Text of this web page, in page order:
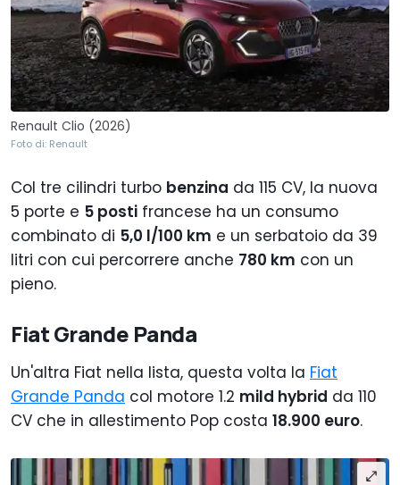
Renault Clio (2026)
Foto di: Renault
Col tre cilindri turbo benzina da 115 CV, la nuova
5 porte e 5 posti francese ha un consumo
combinato di 5,0 l/100 km e un serbatoio da 39
litri con cui percorrere anche 780 km con un
pieno.
Fiat Grande Panda
Un'altra Fiat nella lista, questa volta la Fiat
Grande Panda col motore 1.2 mild hybrid da 110
CV che in allestimento Pop costa 18.900 euro.